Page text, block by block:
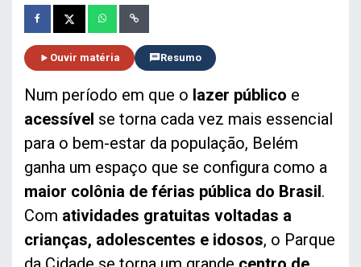
Ouvir matéria Resumo
Num período em que o lazer público e
acessível se torna cada vez mais essencial
para o bem-estar da população, Belém
ganha um espaço que se configura como a
maior colônia de férias pública do Brasil.
Com atividades gratuitas voltadas a
crianças, adolescentes e idosos, o Parque